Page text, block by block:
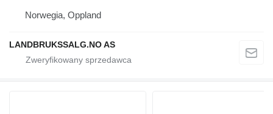
Norwegia, Oppland
LANDBRUKSSALG.NO AS